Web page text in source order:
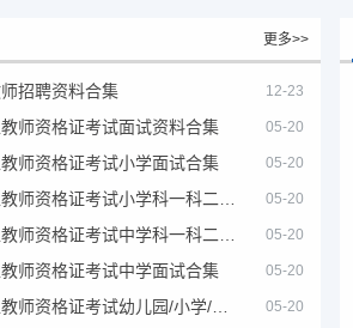
更多>>
招聘资料合集 12-23
师资格证考试面试资料合集 05-20
师资格证考试小学面试合集 05-20
05-20
05-20
师资格证考试中学面试合集 05-20
05-20